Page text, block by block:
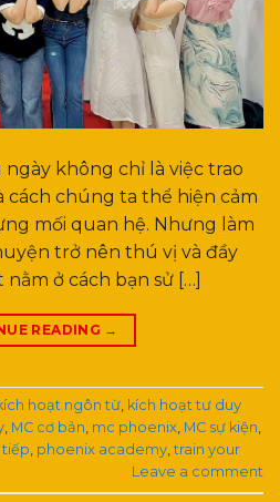
không chỉ là việc trao
cách chúng ta thể hiện cảm
mối quan hệ. Nhưng làm
trở nên thú vị và đầy
ở cách bạn sử […]
READING →
hoạt ngôn từ, kích hoạt tư duy
, MC cơ bản, mc phoenix, MC sự kiện,
, phoenix academy,train your
Leave a comment